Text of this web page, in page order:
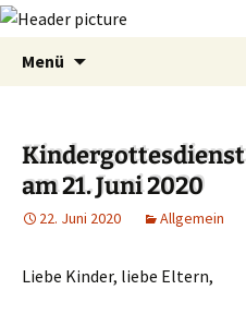
Menü
Kindergottesdienst
am 21. Juni 2020
22. Juni 2020 Allgemein
Liebe Kinder, liebe Eltern,